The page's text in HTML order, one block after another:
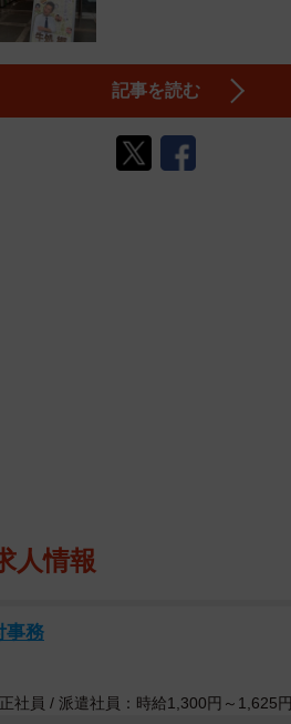
記事を読む
人情報
事務
正社員 / 派遣社員：時給1,300円～1,625円